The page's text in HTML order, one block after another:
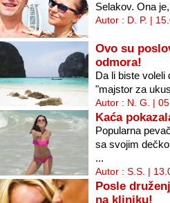
Selakov. Ona
Autor : D. P. |
Ovo su
odmora!
Da li biste voleli
"majstor za
Autor : N. G. |
Kaća
Popularna
sa svojim
...
Autor : S.S. |
Posle
na kliniku!